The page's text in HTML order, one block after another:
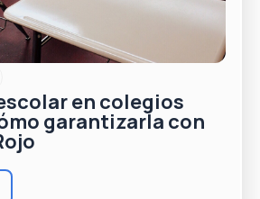
en colegios
garantizarla con